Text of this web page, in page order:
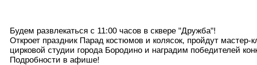
Будем развлекаться с 11:00 часов в сквере "Дружба"!
Откроет праздник Парад костюмов и колясок, пройдут
цирковой студии города Бородино и наградим победителей
Подробности в афише!